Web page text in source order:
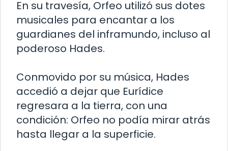
En su travesía, Orfeo utilizó sus dotes
musicales para encantar a los
guardianes del inframundo, incluso al
poderoso Hades.
Conmovido por su música, Hades
accedió a dejar que Eurídice
regresara a la tierra, con una
condición: Orfeo no podía mirar atrás
hasta llegar a la superficie.